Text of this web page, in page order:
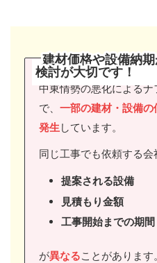
建材価格や設備納
検討が大切です ！
中東情勢の悪化による
で、 一部の建材・設備
発生しています。
同じ工事でも依頼する会
提案される設備
見積もり金額
工事開始までの期間
が異なることがあります。